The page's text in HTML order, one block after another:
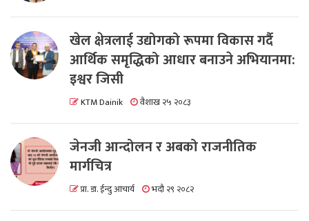
खेल क्षेत्रलाई उद्योगको रूपमा विकास गर्दै
आर्थिक समृद्धिको आधार बनाउने अभियानमा:
इश्वर जिसी
KTM Dainik वैशाख २५ २०८३
जेनजी आन्दोलन र अबको राजनीतिक
मार्गचित्र
प्रा. डा. ईन्दु आचार्य भदौ २९ २०८२